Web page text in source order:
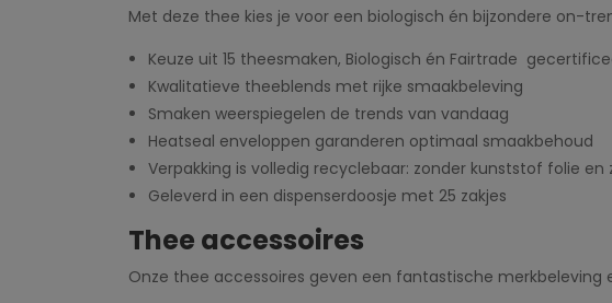
Met deze thee kies je voor een biologisch én bijzondere on-
Keuze uit 15 theesmaken, Biologisch én Fairtrade
Kwalitatieve theeblends met rijke smaakbeleving
Smaken weerspiegelen de trends van vandaag
Heatseal enveloppen garanderen optimaal smaakbehoud
Verpakking is volledig recyclebaar: zonder kunststof folie en
Geleverd in een dispenserdoosje met 25 zakjes
Thee accessoires
Onze thee accessoires geven een fantastische merkbeleving